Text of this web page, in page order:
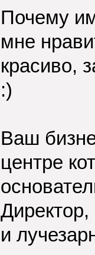
Почему
мне
красиво,
:)
Ваш
центре
и